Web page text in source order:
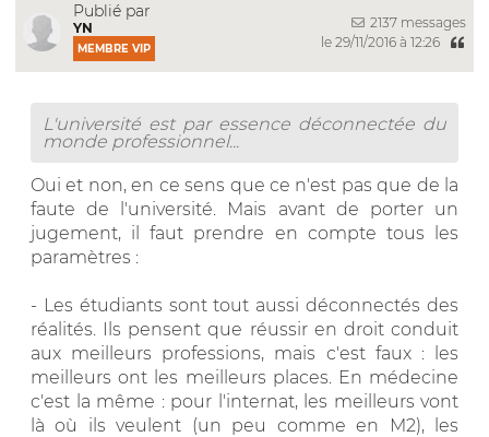
Publié par
YN
MEMBRE VIP
2137 messages
le 29/11/2016 à 12:26
L'université est par essence déconnectée du
monde professionnel...
Oui et non, en ce sens que ce n'est pas que de la
faute de l'université. Mais avant de porter un
jugement, il faut prendre en compte tous les
paramètres :
- Les étudiants sont tout aussi déconnectés des
réalités. Ils pensent que réussir en droit conduit
aux meilleurs professions, mais c'est faux : les
meilleurs ont les meilleurs places. En médecine
c'est la même : pour l'internat, les meilleurs vont
là où ils veulent (un peu comme en M2), les